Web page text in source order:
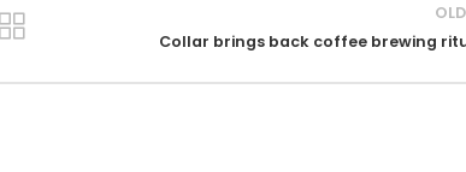
Collar brings back coffee brewing